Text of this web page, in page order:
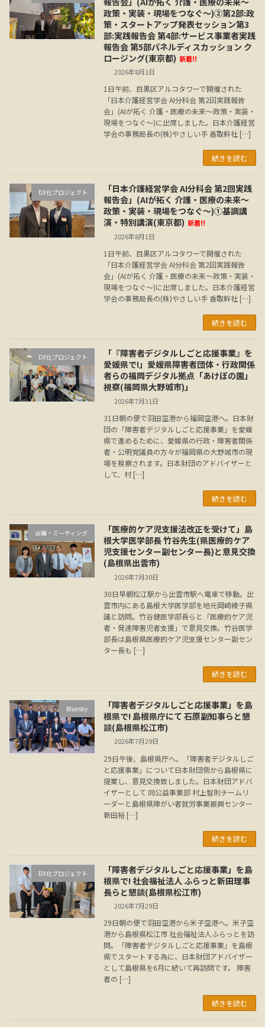
政策・実装・現場をつなぐ～)②第2部:政
策・スタートアップ発表セッション第3
部:実践報告会 第4部:サービス事業者実践
報告会 第5部パネルディスカッション ク
ロージング(東京都) 新着!!
2026年8月1日
1日午前、目黒区アルコタワーで開催された
「日本介護経営学会 AI分科会 第2回実践報告
会」(AIが拓く 介護・医療の未来～政策・実装・
現場をつなぐ～)に出席しました。日本介護経営
学会の事務局長の(株)やさしい手 香取幹社 […]
続きを読む
DX化プロジェクト
「日本介護経営学会 AI分科会 第2回実践
報告会」(AIが拓く 介護・医療の未来～
政策・実装・現場をつなぐ～)①基調講
演・特別講演(東京都) 新着!!
2026年8月1日
1日午前、目黒区アルコタワーで開催された
「日本介護経営学会 AI分科会 第2回実践報告
会」(AIが拓く 介護・医療の未来～政策・実装・
現場をつなぐ～)に出席しました。日本介護経営
学会の事務局長の(株)やさしい手 香取幹社 […]
続きを読む
DX化プロジェクト
「『障害者デジタルしごと応援事業』を
愛媛県で!」愛媛県障害者団体・行政関係
者らの福岡デジタル拠点「あけぼの園」
視察(福岡県大野城市)」
2026年7月31日
31日朝の便で羽田空港から福岡空港へ。日本財
団の「障害者デジタルしごと応援事業」を愛媛
県で進めるために、愛媛県の行政・障害者関係
者・公明党議員の方々が福岡県の大野城市の現
場を視察されます。日本財団のアドバイザーと
して、村 […]
続きを読む
会議・ミーティング
「医療的ケア児支援法改正を受けて」島
根大学医学部長 竹谷先生(県医療的ケア
児支援センター副センター長)と意見交換
(島根県出雲市)
2026年7月30日
30日早朝松江駅から出雲市駅へ電車で移動。出
雲市内にある島根大学医学部を地元岡崎綾子県
議と訪問。竹谷健医学部長らと「医療的ケア児
者・発達障害児者支援」で意見交換。竹谷医学
部長は島根県医療的ケア児支援センター副セン
ター長も […]
続きを読む
Bluesky
「障害者デジタルしごと応援事業」を島
根県で! 島根県庁にて 石原副知事らと懇
談(島根県松江市)
2026年7月29日
29日午後、島根県庁へ。「障害者デジタルしご
と応援事業」について日本財団側から島根県に
提案し、意見交換致しました。日本財団アドバ
イザーとして 同公益事業部 村上智則チームリ
ーダーと島根県障がい者就労事業振興センター
新田裕 […]
続きを読む
DX化プロジェクト
「障害者デジタルしごと応援事業」を島
根県で! 社会福祉法人 ふらっと新田理事
長らと懇談(島根県松江市)
2026年7月29日
29日朝の便で羽田空港から米子空港へ。米子空
港から島根県松江市 社会福祉法人ふらっとを訪
問。「障害者デジタルしごと応援事業」を島根
県でスタートする為に、日本財団アドバイザー
として島根県を6月に続いて再訪問です。 障害
者の […]
続きを読む